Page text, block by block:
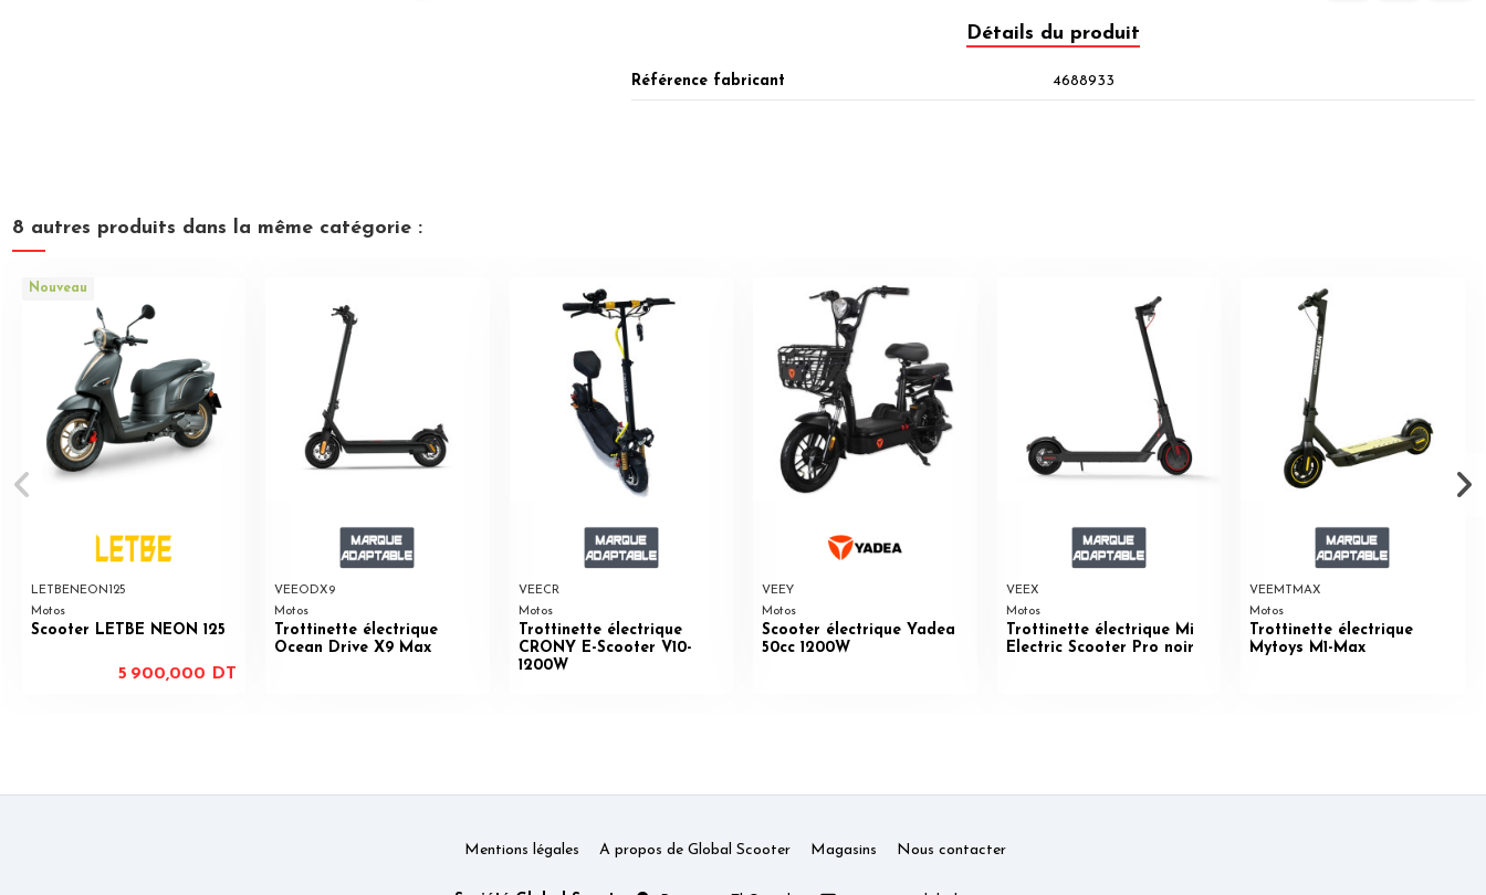
Détails du produit
Référence fabricant 4688933
8 autres produits dans la même catégorie :
Nouveau
LETBENEON125
Motos
Scooter LETBE NEON 125
5 900,000 DT
VEEODX9
Motos
Trottinette électrique
Ocean Drive X9 Max
VEECR
Motos
Trottinette électrique
CRONY E-Scooter V10-
1200W
VEEY
Motos
Scooter électrique Yadea
50cc 1200W
VEEX
Motos
Trottinette électrique Mi
Electric Scooter Pro noir
VEEMTMAX
Motos
Trottinette électrique
Mytoys M1-Max
Mentions légales A propos de Global Scooter Magasins Nous contacter